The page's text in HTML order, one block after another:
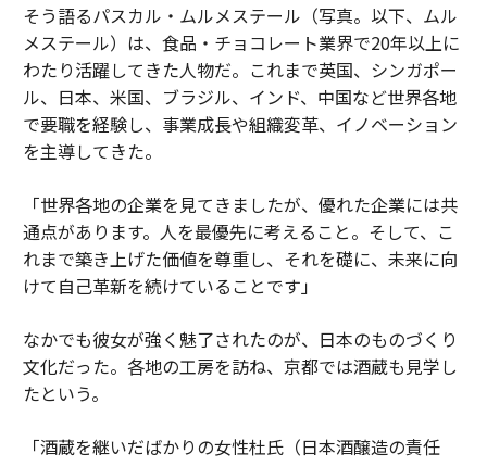
そう語るパスカル・ムルメステール（写真。以下、ムル
メステール）は、食品・チョコレート業界で20年以上に
わたり活躍してきた人物だ。これまで英国、シンガポー
ル、日本、米国、ブラジル、インド、中国など世界各地
で要職を経験し、事業成長や組織変革、イノベーション
を主導してきた。
「世界各地の企業を見てきましたが、優れた企業には共
通点があります。人を最優先に考えること。そして、こ
れまで築き上げた価値を尊重し、それを礎に、未来に向
けて自己革新を続けていることです」
なかでも彼女が強く魅了されたのが、日本のものづくり
文化だった。各地の工房を訪ね、京都では酒蔵も見学し
たという。
「酒蔵を継いだばかりの女性杜氏（日本酒醸造の責任